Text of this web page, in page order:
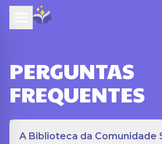
PERGUNTAS
FREQUENTES
A Biblioteca da Comunidade